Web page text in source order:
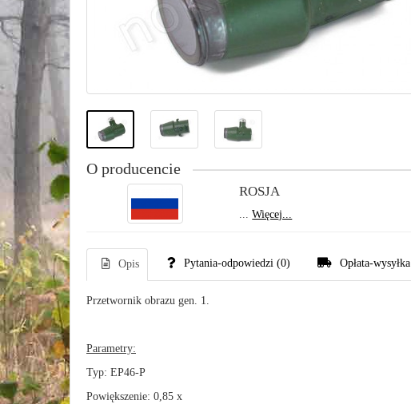
O producencie
ROSJA
...Więcej...
Opis Pytania-odpowiedzi (0) Opłata-wysyłka
Przetwornik obrazu gen. 1.
Parametry:
Typ: EP46-P
Powiększenie: 0,85 x